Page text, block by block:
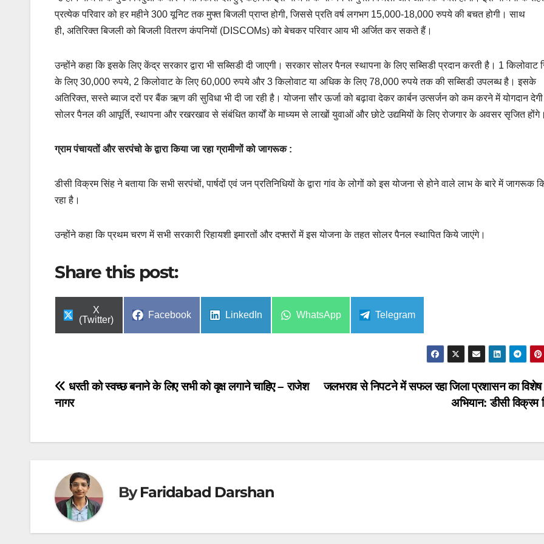
प्रत्येक परिवार को हर महीने 300 यूनिट तक मुफ्त बिजली प्राप्त होगी, जिससे प्रति वर्ष लगभग 15,000-18,000 रुपये की बचत होगी। साथ
ही, अतिरिक्त बिजली को बिजली वितरण कंपनियों (DISCOMs) को बेचकर परिवार आय भी अर्जित कर सकते हैं।
उन्होंने कहा कि इसके लिए केंद्र सरकार द्वारा भी सब्सिडी दी जाएगी। सरकार सोलर पैनल स्थापना के लिए सब्सिडी प्रदान करती है। 1 किलोवाट
के लिए 30,000 रुपये, 2 किलोवाट के लिए 60,000 रुपये और 3 किलोवाट या अधिक के लिए 78,000 रुपये तक की सब्सिडी उपलब्ध है। इसके
अतिरिक्त, सस्ते ब्याज दरों पर बैंक ऋण की सुविधा भी दी जा रही है। योजना सौर ऊर्जा को बढ़ावा देकर कार्बन उत्सर्जन को कम करने में योगदान
सोलर पैनल की आपूर्ति, स्थापना और रखरखाव से संबंधित कार्यों के माध्यम से लाखों युवाओं और छोटे उद्यमियों के लिए रोजगार के अवसर सृजित होंगे।
ग्राम पंचायतों और सरपंचो के द्वारा किया जा रहा ग्रामीणों को जागरूक :
डीसी विक्रम सिंह ने बताया कि सभी सरपंचों, पार्षदों एवं जन प्रतिनिधियों के द्वारा गांव के लोगों को इस योजना से होने वाले लाभ के बारे में जागरूक
रहा है।
उन्होंने कहा कि प्रथम चरण में सभी सरकारी रिहायशी इमारतों और दफ्तरों में इस योजना के तहत सोलर पैनल स्थापित किये जाएंगे।
Share this post:
Share
on
X
(Twitter)
Share
Facebook
Share
LinkedIn
Share
WhatsApp
Share
Telegram
Post
जलभराव से निपटने में सफल रहा जिला प्रशासन का
अभियान: डीसी विक्रम
धरती को स्वच्छ बनाने के लिए सभी को वृक्ष लगाने चाहिए – राजेश
नागर
ByFaridabad Darshan